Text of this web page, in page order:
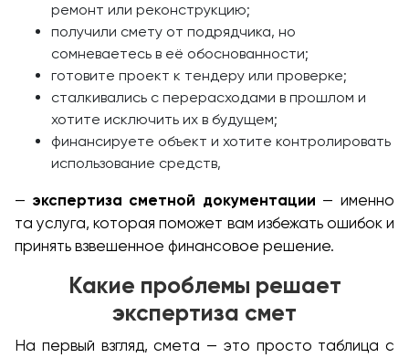
ремонт или реконструкцию;
получили смету от подрядчика, но
сомневаетесь в её обоснованности;
готовите проект к тендеру или проверке;
сталкивались с перерасходами в прошлом и
хотите исключить их в будущем;
финансируете объект и хотите контролировать
использование средств,
— экспертиза сметной документации — именно
та услуга, которая поможет вам избежать ошибок и
принять взвешенное финансовое решение.
Какие проблемы решает
экспертиза смет
На первый взгляд, смета — это просто таблица с